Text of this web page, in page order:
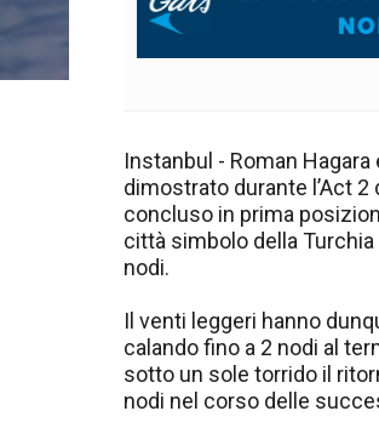
Instanbul - Roman
dimostrato durante l’Act
concluso in prima
città simbolo della Turchia
nodi.
Il venti leggeri hanno
calando fino a 2 nodi al
sotto un sole torrido il
nodi nel corso delle